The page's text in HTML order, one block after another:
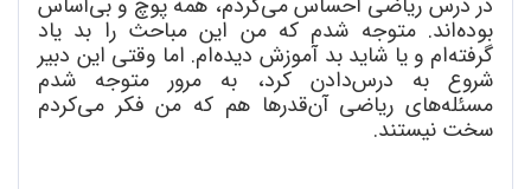
بودهاند. متوجه شدم که من این مباحث را بد یاد
گرفتهام و یا شاید بد آموزش دیدهام. اما وقتی این دبیر
شروع به درسدادن کرد، به مرور متوجه شدم
مسئلههای ریاضی آنقدرها هم که من فکر میکردم
سخت نیستند.